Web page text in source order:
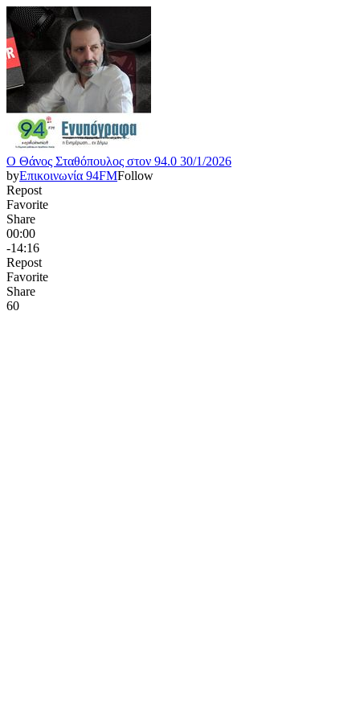
Ο Θάνος Σταθόπουλος στον 94.0 30/1/2026
byΕπικοινωνία 94FMFollow
Repost
Favorite
Share
00:00
-14:16
Repost
Favorite
Share
60